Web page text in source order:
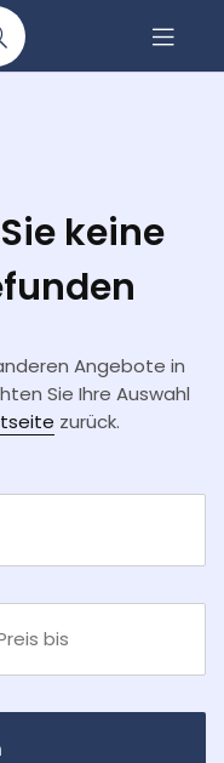
keine
Angebote in
Sie Ihre Auswahl
zurück.